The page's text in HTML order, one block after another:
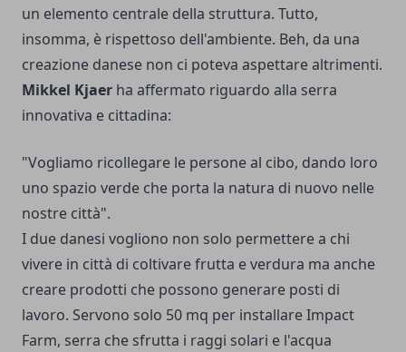
un elemento centrale della struttura. Tutto,
insomma, è rispettoso dell'ambiente. Beh, da una
creazione danese non ci poteva aspettare altrimenti.
Mikkel Kjaer ha affermato riguardo alla serra
innovativa e cittadina:
"Vogliamo ricollegare le persone al cibo, dando loro
uno spazio verde che porta la natura di nuovo nelle
nostre città".
I due danesi vogliono non solo permettere a chi
vivere in città di coltivare frutta e verdura ma anche
creare prodotti che possono generare posti di
lavoro. Servono solo 50 mq per installare Impact
Farm, serra che sfrutta i raggi solari e l'acqua